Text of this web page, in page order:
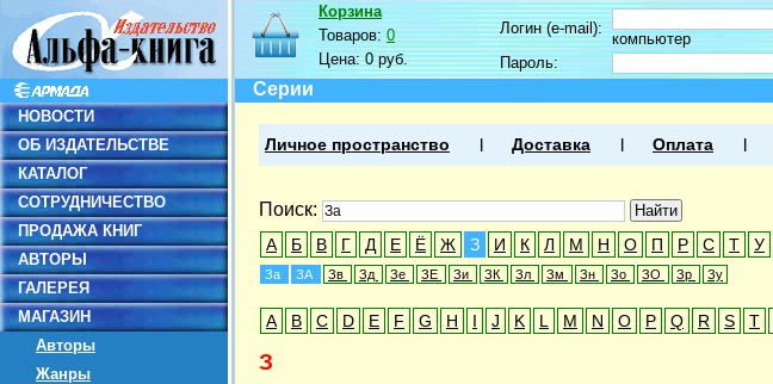
НОВОСТИ
ОБ ИЗДАТЕЛЬСТВЕ
КАТАЛОГ
СОТРУДНИЧЕСТВО
ПРОДАЖА КНИГ
АВТОРЫ
ГАЛЕРЕЯ
МАГАЗИН
Авторы
Жанры
Корзина
Товаров:0
Цена:0 руб.
Логин (e-mail):
компьютер
Пароль:
Серии
Личное пространство Доставка Оплата
Поиск:
А Б В Г Д Е Ё Ж З И К Л М Н О П Р С Т У
За ЗА Зв Зд Зе ЗЕ Зи ЗК Зл Зм Зн Зо ЗО Зр Зу
A B C D E F G H I J K L M N O P Q R S T
З